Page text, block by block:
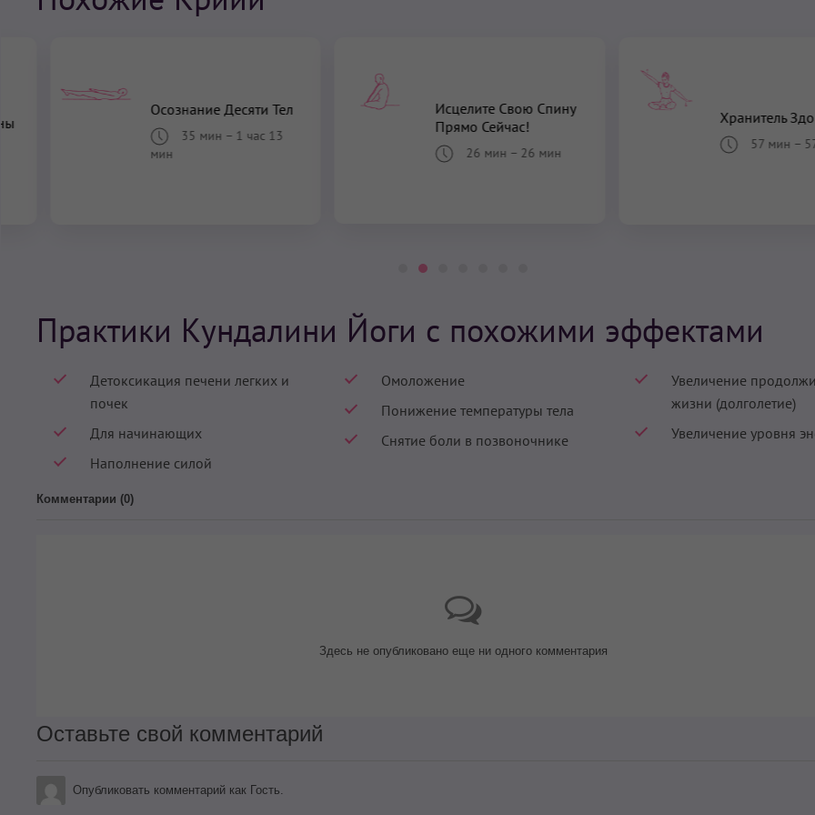
Осознание Десяти Тел
35 мин – 1 час 13
мин
Исцелите Свою Спину
Прямо Сейчас!
26 мин – 26 мин
Хранитель
57 мин –
Практики Кундалини Йоги с похожими эффектами
Детоксикация печени легких и
почек
Для начинающих
Наполнение силой
Омоложение
Понижение температуры тела
Снятие боли в позвоночнике
Увеличение
жизни (долголетие)
Увеличение уровня
Комментарии (0)
Здесь не опубликовано еще ни одного комментария
Оставьте свой комментарий
Опубликовать комментарий как Гость.